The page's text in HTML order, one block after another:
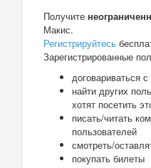
Получите
Макис.
Регистрируйтесь
Зарегистрированные
договариваться
найти других
хотят посетить
писать/читать
пользователей
смотреть/
покупать билеты